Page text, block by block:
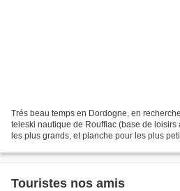
Trés beau temps en Dordogne, en
teleski nautique de Rouffiac (base de loisirs
les plus grands, et planche pour les plus
Touristes nos amis